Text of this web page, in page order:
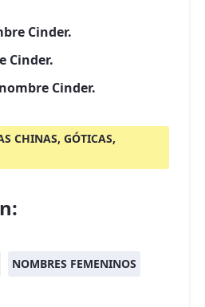
Cinder.
Cinder.
Cinder.
CHINAS, GÓTICAS,
NOMBRES FEMENINOS